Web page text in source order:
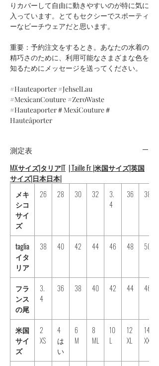
りカバーして自由に動きやすいのが特に気に
入っています。とてもセクシーでスポーティ
ーなビーチウェアだと思います。
重要：予約注文をするとき。あなたの水着の
精巧さのために、利用可能なさまざまな色を
知るためにメッセージを送ってください。
#Hauteaporter #JehselLau
#MexicanCouture #ZeroWaste
#Hauteaporter＃MexiCouture＃
Hauteâporter
測定表
MXサイズ|タリアIT | Taille Fr |米国サイズ|英国
サイズ|日本日本|
メキ
シコ
サイ
ズ
26 28 30 32
3.
4
36 38
taglia
イタ
リア
38 40 42 44 46 48 50
フラ
ンス
の尾
3.
4
36 38 40 42 44 46
米国
サイ
ズ
2
XS
4
は
い
6
M
8
ML
10
L
12
XL
14
XXL